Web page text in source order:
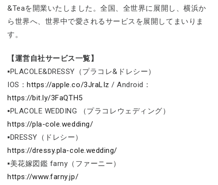
&Teaを開業いたしました。全国、全世界に展開し、横浜か
ら世界へ、世界中で愛されるサービスを展開してまいりま
す。
【運営自社サービス一覧】
▪PLACOLE&DRESSY（プラコレ&ドレシー）
IOS：https://apple.co/3JraLIz / Android：
https://bit.ly/3FaQTH5
▪PLACOLE WEDDING （プラコレウェディング）
https://pla-cole.wedding/
▪DRESSY（ドレシー）
https://dressy.pla-cole.wedding/
▪美花嫁図鑑 farny（ファーニー）
https://www.farny.jp/